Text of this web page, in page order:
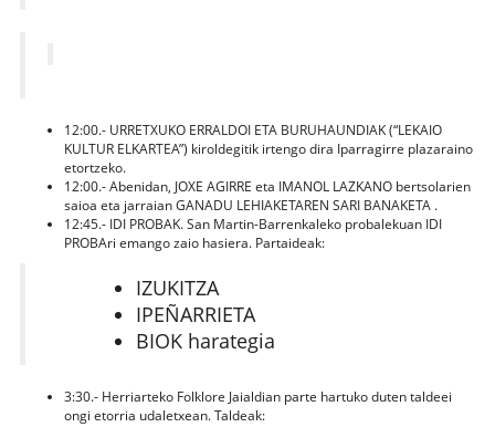
12:00.- URRETXUKO ERRALDOI ETA BURUHAUNDIAK (“LEKAIO
KULTUR ELKARTEA”) kiroldegitik irtengo dira Iparragirre plazaraino
etortzeko.
12:00.- Abenidan, JOXE AGIRRE eta IMANOL LAZKANO bertsolarien
saioa eta jarraian GANADU LEHIAKETAREN SARI BANAKETA .
12:45.- IDI PROBAK. San Martin-Barrenkaleko probalekuan IDI
PROBAri emango zaio hasiera. Partaideak:
IZUKITZA
IPEÑARRIETA
BIOK harategia
3:30.- Herriarteko Folklore Jaialdian parte hartuko duten taldeei
ongi etorria udaletxean. Taldeak: